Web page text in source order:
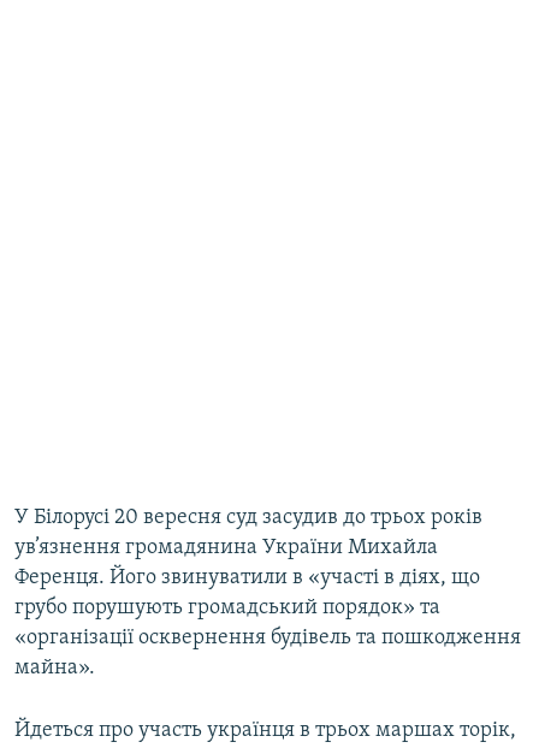
У Білорусі 20 вересня суд засудив до трьох років
ув’язнення громадянина України Михайла
Ференця. Його звинуватили в «участі в діях, що
грубо порушують громадський порядок» та
«організації осквернення будівель та пошкодження
майна».
Йдеться про участь українця в трьох маршах торік,